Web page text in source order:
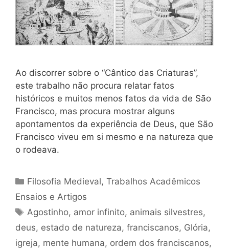
Ao discorrer sobre o “Cântico das Criaturas”,
este trabalho não procura relatar fatos
históricos e muitos menos fatos da vida de São
Francisco, mas procura mostrar alguns
apontamentos da experiência de Deus, que São
Francisco viveu em si mesmo e na natureza que
o rodeava.
Categorias
Filosofia Medieval,Trabalhos Acadêmicos
Ensaios e Artigos
Tags
Agostinho, amor infinito, animais silvestres,
deus, estado de natureza, franciscanos, Glória,
igreja, mente humana, ordem dos franciscanos,